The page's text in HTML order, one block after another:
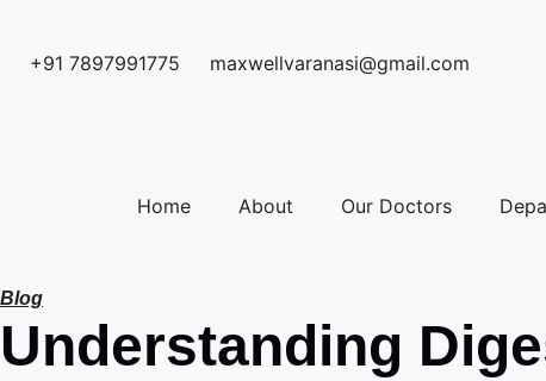
+91 7897991775 maxwellvaranasi@gmail.com
Home About Our Doctors
Blog
Understanding